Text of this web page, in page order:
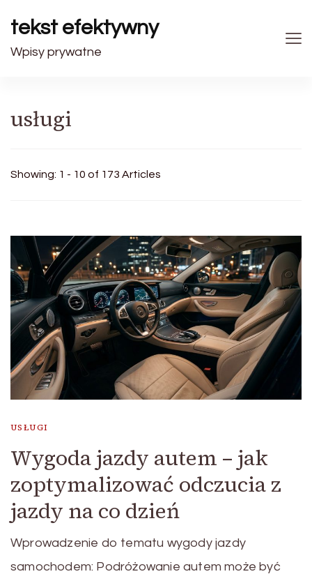
tekst efektywny
Wpisy prywatne
usługi
Showing: 1 - 10 of 173 Articles
USŁUGI
Wygoda jazdy autem – jak
zoptymalizować odczucia z
jazdy na co dzień
Wprowadzenie do tematu wygody jazdy
samochodem: Podróżowanie autem może być